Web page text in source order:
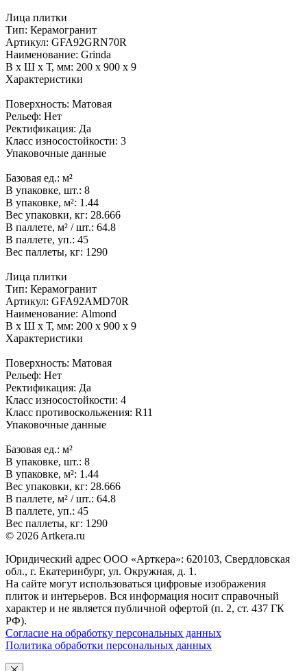
Лица плитки
Тип: Керамогранит
Артикул: GFA92GRN70R
Наименование: Grinda
В x Ш x Т, мм: 200 x 900 x 9
Характеристики
Поверхность: Матовая
Рельеф: Нет
Ректификация: Да
Класс износостойкости: 3
Упаковочные данные
Базовая ед.: м²
В упаковке, шт.: 8
В упаковке, м²: 1.44
Вес упаковки, кг: 28.666
В паллете, м² / шт.: 64.8
В паллете, уп.: 45
Вес паллеты, кг: 1290
Лица плитки
Тип: Керамогранит
Артикул: GFA92AMD70R
Наименование: Almond
В x Ш x Т, мм: 200 x 900 x 9
Характеристики
Поверхность: Матовая
Рельеф: Нет
Ректификация: Да
Класс износостойкости: 4
Класс противоскольжения: R11
Упаковочные данные
Базовая ед.: м²
В упаковке, шт.: 8
В упаковке, м²: 1.44
Вес упаковки, кг: 28.666
В паллете, м² / шт.: 64.8
В паллете, уп.: 45
Вес паллеты, кг: 1290
© 2026 Artkera.ru
Юридический адрес ООО «Арткера»: 620103, Свердловская
обл., г. Екатеринбург, ул. Окружная, д. 1.
На сайте могут использоваться цифровые изображения
плиток и интерьеров. Вся информация носит справочный
характер и не является публичной офертой (п. 2, ст. 437 ГК
РФ).
Согласие на обработку персональных данных
Политика обработки персональных данных